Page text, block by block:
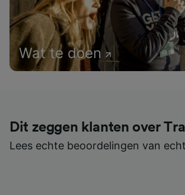
Wat te doen
Dit zeggen klanten over
Lees echte beoordelingen van